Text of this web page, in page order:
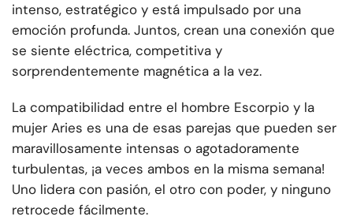
intenso, estratégico y está impulsado por una
emoción profunda. Juntos, crean una conexión que
se siente eléctrica, competitiva y
sorprendentemente magnética a la vez.
La compatibilidad entre el hombre Escorpio y la
mujer Aries es una de esas parejas que pueden ser
maravillosamente intensas o agotadoramente
turbulentas, ¡a veces ambos en la misma semana!
Uno lidera con pasión, el otro con poder, y ninguno
retrocede fácilmente.